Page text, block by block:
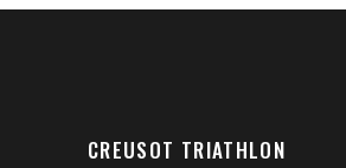
CREUSOT TRIATHLON